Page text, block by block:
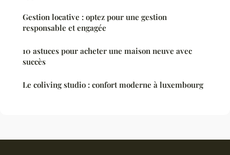
Gestion locative : optez pour une gestion
responsable et engagée
10 astuces pour acheter une maison neuve avec
succès
Le coliving studio : confort moderne à luxembourg